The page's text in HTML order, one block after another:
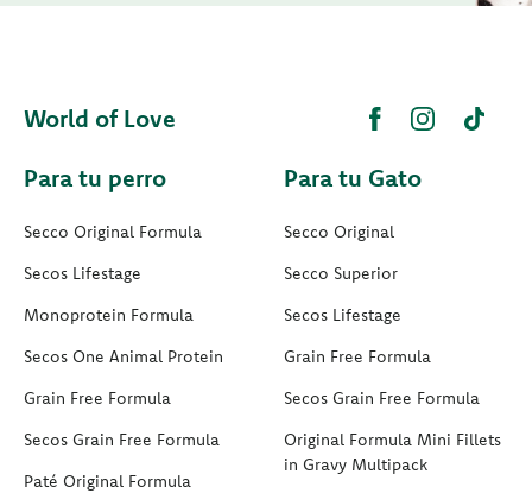
World of Love
Para tu perro
Secco Original Formula
Secos Lifestage
Monoprotein Formula
Secos One Animal Protein
Grain Free Formula
Secos Grain Free Formula
Paté Original Formula
Para tu Gato
Secco Original
Secco Superior
Secos Lifestage
Grain Free Formula
Secos Grain Free Formula
Original Formula Mini Fillets
in Gravy Multipack